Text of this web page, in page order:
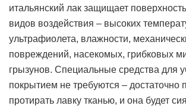
итальянский лак защищает
видов воздействия – высоких
ультрафиолета, влажности,
повреждений, насекомых, грибковых
грызунов. Специальные средства для
покрытием не требуются – достаточно
протирать лавку тканью, и она будет